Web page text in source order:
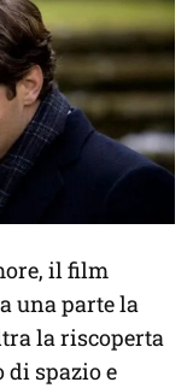
il film
una parte la
la riscoperta
di spazio e